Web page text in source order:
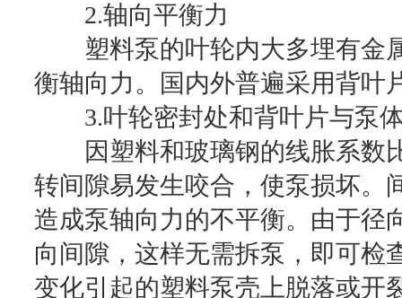
2.轴向平衡力
塑料泵的叶轮内大多埋有金
衡轴向力。国内外普遍采用背叶
3.叶轮密封处和背叶片与泵
因塑料和玻璃钢的线胀系数
转间隙易发生咬合，使泵损坏。
造成泵轴向力的不平衡。由于径
向间隙，这样无需拆泵，即可检
变化引起的塑料泵壳上脱落或开